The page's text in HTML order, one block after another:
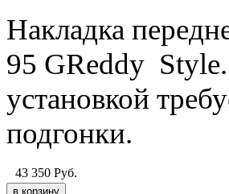
Накладка
95 GReddy Style.
установкой
подгонки.
43 350 Руб.